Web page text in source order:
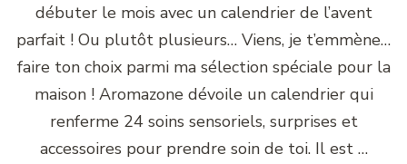
débuter le mois avec un calendrier de l’avent
parfait ! Ou plutôt plusieurs… Viens, je t’emmène…
faire ton choix parmi ma sélection spéciale pour la
maison ! Aromazone dévoile un calendrier qui
renferme 24 soins sensoriels, surprises et
accessoires pour prendre soin de toi. Il est …